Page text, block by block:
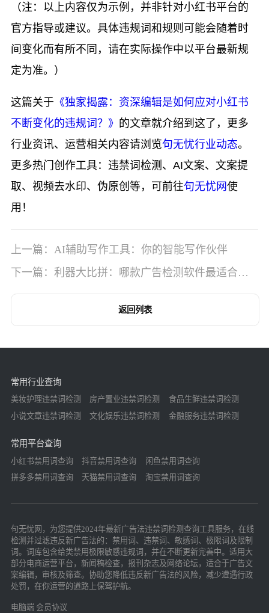
（注：以上内容仅为示例，并非针对小红书平台的
官方指导或建议。具体违规词和规则可能会随着时
间变化而有所不同，请在实际操作中以平台最新规
定为准。）
这篇关于 《独家揭露：资深编辑是如何应对小红书
不断变化的违规词？》 的文章就介绍到这了，更多
行业资讯、运营相关内容请浏览句无忧行业动态。
更多热门创作工具：违禁词检测、AI文案、文案提
取、视频去水印、伪原创等，可前往句无忧网使
用！
上一篇：AI辅助写作工具：你的智能写作伙伴
下一篇：利器大比拼：哪款广告检测软件最适合
返回列表
常用行业查询
美妆护理违禁词检测 房产置业违禁词检测
食品生鲜违禁词检测
小说文章违禁词检测
文化娱乐违禁词检测 金融服务违禁词检测
常用平台查询
小红书禁用词查询 抖音禁用词查询
闲鱼禁用词查询
拼多多禁用词查询
天猫禁用词查询 淘宝禁用词查询
句无忧网，为您提供2024年最新广告法违禁词检测查询工具服务，在线
检测并过滤违反新广告法的：禁用词、违禁词、敏感词、极限词及限制
词。词库包含给类禁用极限敏感违规词，并在不断更新完善中。适用大
部分电商运营平台，新闻稿检查，报刊杂志及网络论坛，适合于广告文
案编辑，审核及筛查。协助您降低违反新广告法的风险，减少遭遇行政
处罚，在你运营的道路上保驾护航。
电脑端 会员协议